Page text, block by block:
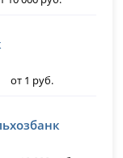
от 1 руб.